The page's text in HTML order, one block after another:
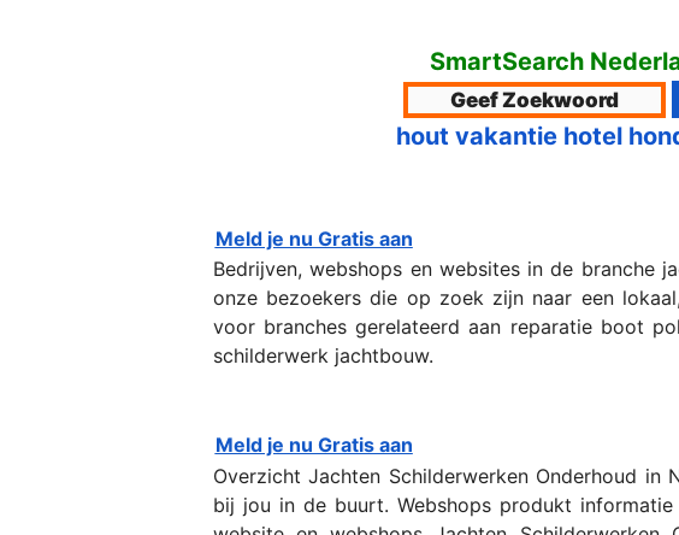
SmartSearch
hout vakantie hotel
Meld je nu Gratis aan
Bedrijven, webshops en websites in de branche
onze bezoekers die op zoek zijn naar een
voor branches gerelateerd aan reparatie boot
schilderwerk jachtbouw.
Meld je nu Gratis aan
Overzicht Jachten Schilderwerken Onderhoud in
bij jou in de buurt. Webshops produkt informatie